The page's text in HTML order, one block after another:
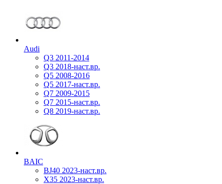
Audi
Q3 2011-2014
Q3 2018-наст.вр.
Q5 2008-2016
Q5 2017-наст.вр.
Q7 2009-2015
Q7 2015-наст.вр.
Q8 2019-наст.вр.
BAIC
BJ40 2023-наст.вр.
X35 2023-наст.вр.